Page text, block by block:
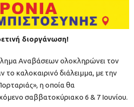
διοργάνωση!
Αναβάσεων ολοκληρώνει τον
το καλοκαιρινό διάλειμμα, με την
η οποία θα
σαββατοκύριακο 6 & 7 Ιουνίου.